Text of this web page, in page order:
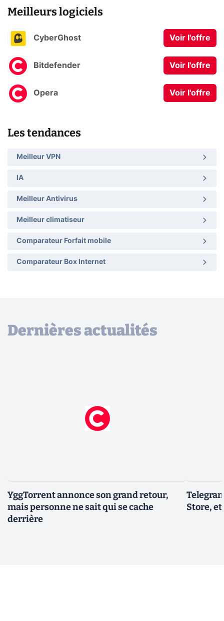
Meilleurs logiciels
CyberGhost Voir l'offre
Bitdefender Voir l'offre
Opera Voir l'offre
Les tendances
Meilleur VPN
IA
Meilleur Antivirus
Meilleur climatiseur
Comparateur Forfait mobile
Comparateur Box Internet
Dernières actualités
YggTorrent annonce son grand retour,
mais personne ne sait qui se cache
derrière
Store,